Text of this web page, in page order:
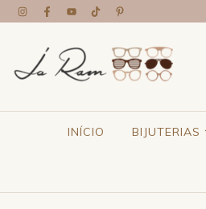
INÍCIO BIJUTERIAS